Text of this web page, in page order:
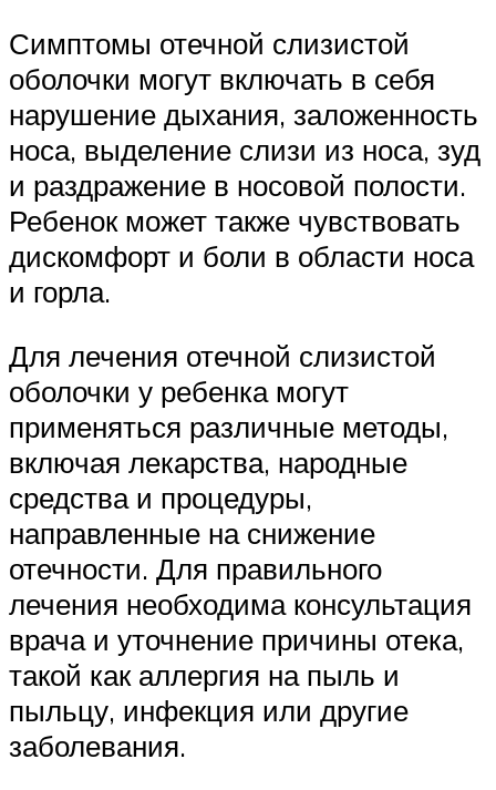
Симптомы отечной слизистой
оболочки могут включать в себя
нарушение дыхания, заложенность
носа, выделение слизи из носа, зуд
и раздражение в носовой полости.
Ребенок может также чувствовать
дискомфорт и боли в области носа
и горла.
Для лечения отечной слизистой
оболочки у ребенка могут
применяться различные методы,
включая лекарства, народные
средства и процедуры,
направленные на снижение
отечности. Для правильного
лечения необходима консультация
врача и уточнение причины отека,
такой как аллергия на пыль и
пыльцу, инфекция или другие
заболевания.